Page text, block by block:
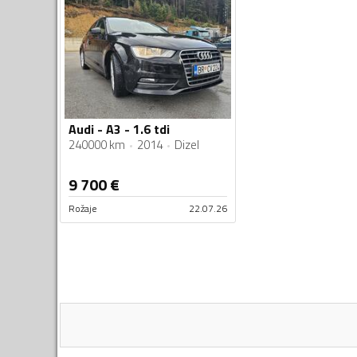
Audi - A3 - 1.6 tdi
240000 km 2014 Dizel
9 700€
Rožaje 22.07.26